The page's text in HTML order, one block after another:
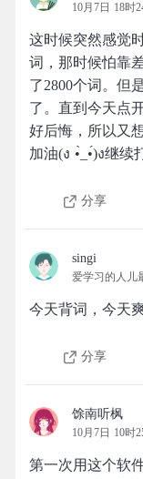
10月7日 18时
这时候突然感觉
词，那时候怕靠
了2800个词。但
了。直到今天点
好后悔，所以又
加油(ง •̀_•́)ง继续
分享
singi
爱学习的人儿
今天背词，今天
分享
馀南听枫
10月7日 10时
第一次用这个软